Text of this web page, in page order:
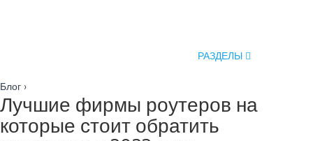
РАЗДЕЛЫ
Блог ›
Лучшие фирмы роутеров на
которые стоит обратить